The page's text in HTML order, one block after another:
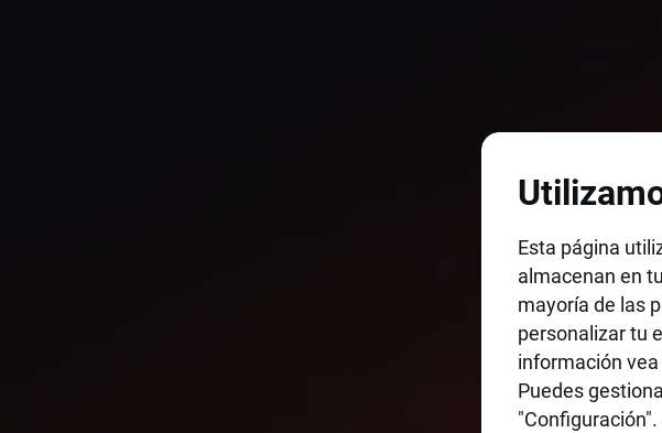
Esta página
almacenan en
mayoría de las
personalizar tu
información
Puedes